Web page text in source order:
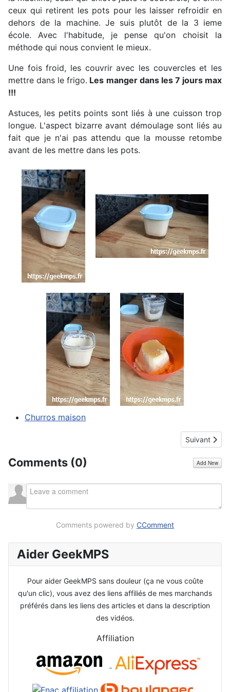
ceux qui retirent les pots pour les laisser refroidir en
dehors de la machine. Je suis plutôt de la 3 ieme
école. Avec l'habitude, je pense qu'on choisit la
méthode qui nous convient le mieux.
Une fois froid, les couvrir avec les couvercles et les
mettre dans le frigo. Les manger dans les 7 jours max
!!!
Astuces, les petits points sont liés à une cuisson trop
longue. L'aspect bizarre avant démoulage sont liés au
fait que je n'ai pas attendu que la mousse retombe
avant de les mettre dans les pots.
Churros maison
Article
Suivant
Comments (0) Add New
Comments powered by CComment
Aider GeekMPS
Pour aider GeekMPS sans douleur (ça ne vous coûte
qu'un clic), vous avez des liens affiliés de mes marchands
préférés dans les liens des articles et dans la description
des vidéos.
Affiliation